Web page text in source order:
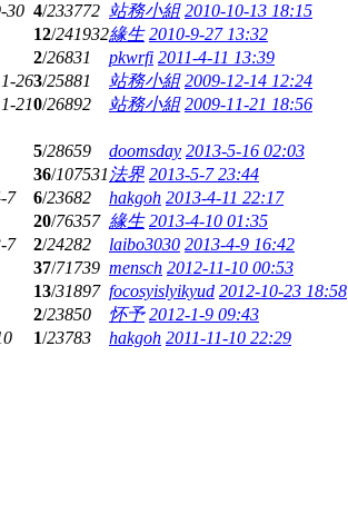
30 4/233772 站務小組 2010-10-13 18:15
12/241932緣生 2010-9-27 13:32
2/26831 pkwrfi 2011-4-11 13:39
263/25881 站務小組 2009-12-14 12:24
210/26892 站務小組 2009-11-21 18:56
5/28659 doomsday 2013-5-16 02:03
36/107531 法界 2013-5-7 23:44
7 6/23682 hakgoh 2013-4-11 22:17
20/76357 緣生 2013-4-10 01:35
7 2/24282 laibo3030 2013-4-9 16:42
37/71739 mensch 2012-11-10 00:53
13/31897 focosyislyikyud 2012-10-23 18:58
2/23850 怀予 2012-1-9 09:43
1/23783 hakgoh 2011-11-10 22:29